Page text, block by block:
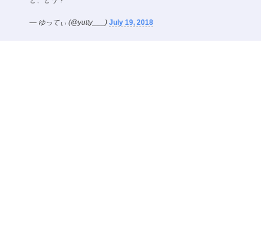
— ゆってぃ (@yutty___) July 19, 2018